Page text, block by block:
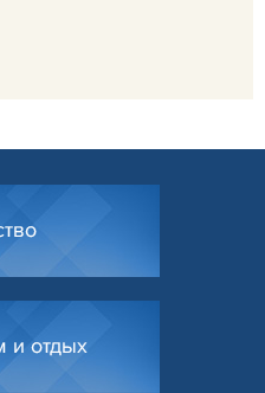
и отдых